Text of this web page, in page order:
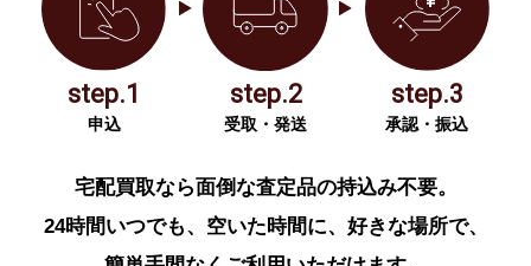
step.1
申込
step.2
受取・発送
step.3
承認・振込
宅配買取なら面倒な査定品の持込み不要。
24時間いつでも、空いた時間に、好きな場所で、